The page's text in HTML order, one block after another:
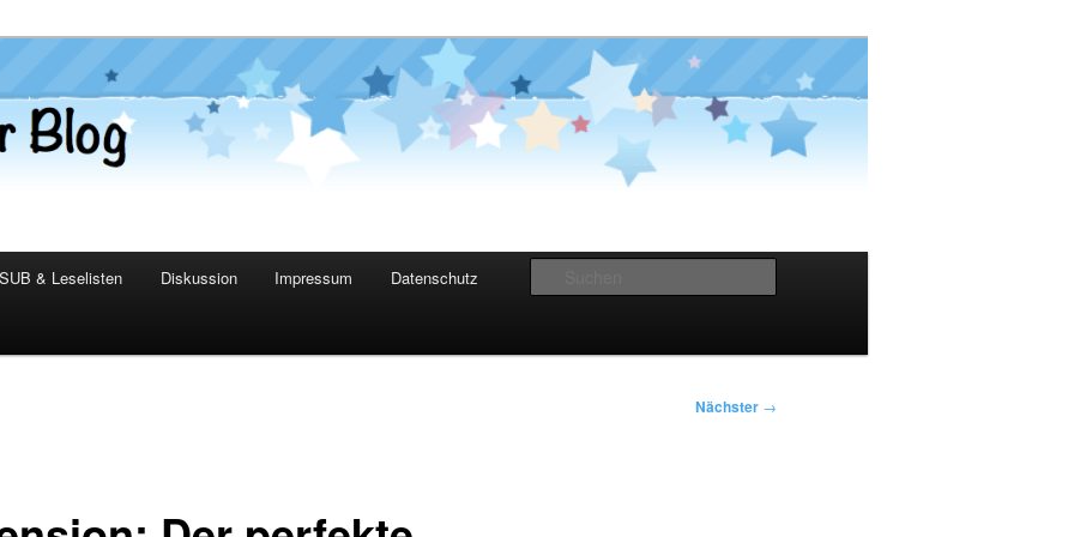
Blog
SUB & Leselisten Diskussion Impressum Datenschutz
Nächster →